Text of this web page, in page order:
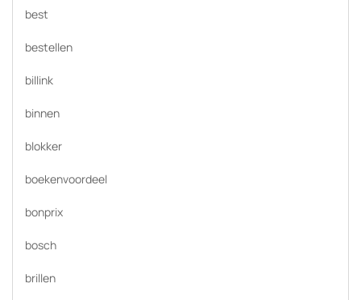
best
bestellen
billink
binnen
blokker
boekenvoordeel
bonprix
bosch
brillen